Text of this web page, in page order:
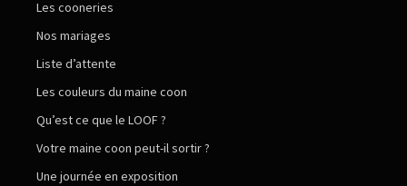
Les cooneries
Nos mariages
Liste d’attente
Les couleurs du maine coon
Qu’est ce que le LOOF ?
Votre maine coon peut-il sortir ?
Une journée en exposition